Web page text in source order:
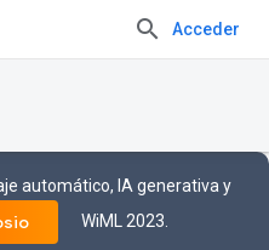
Acceder
automático, IA generativa y
WiML 2023.